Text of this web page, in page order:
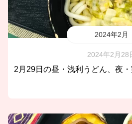
2024年2月
2024年2月28
2月29日の昼・浅利うどん、夜